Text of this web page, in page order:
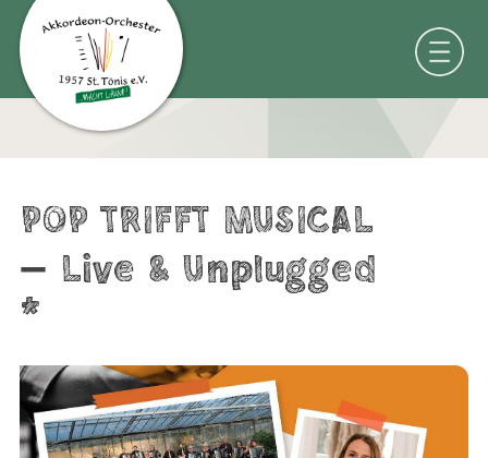
POP TRIFFT MUSICAL
– Live & Unplugged
*